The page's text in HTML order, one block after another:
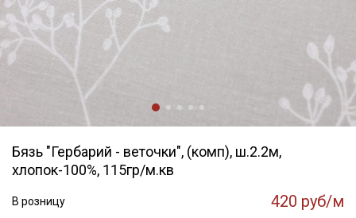
Бязь "Гербарий - веточки", (комп), ш.2.2м,
хлопок-100%, 115гр/м.кв
В розницу 420 руб/м